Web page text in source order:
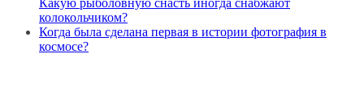
колокольчиком?
Когда была сделана первая в истории фотография в
космосе?